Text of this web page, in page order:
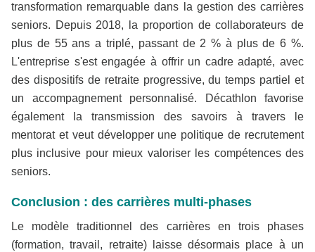
transformation remarquable dans la gestion des carrières
seniors. Depuis 2018, la proportion de collaborateurs de
plus de 55 ans a triplé, passant de 2 % à plus de 6 %.
L'entreprise s'est engagée à offrir un cadre adapté, avec
des dispositifs de retraite progressive, du temps partiel et
un accompagnement personnalisé. Décathlon favorise
également la transmission des savoirs à travers le
mentorat et veut développer une politique de recrutement
plus inclusive pour mieux valoriser les compétences des
seniors.
Conclusion : des carrières multi-phases
Le modèle traditionnel des carrières en trois phases
(formation, travail, retraite) laisse désormais place à un